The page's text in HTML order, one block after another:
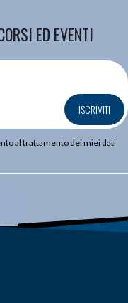
ED EVENTI
ISCRIVITI
al trattamento dei miei dati